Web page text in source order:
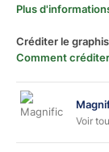
Plus
Créditer le
Comment
Voir